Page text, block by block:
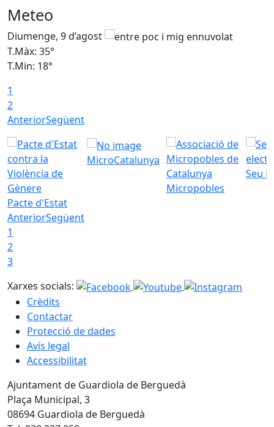
Meteo
Diumenge, 9 d’agost
T.Màx: 35°
T.Min: 18°
1
2
AnteriorSegüent
Pacte d'Estat
MicroCatalunya
Micropobles
Seu
AnteriorSegüent
1
2
3
Xarxes socials:
Crèdits
Contactar
Protecció de dades
Avís legal
Accessibilitat
Ajuntament de Guardiola de Berguedà
Plaça Municipal, 3
08694 Guardiola de Berguedà